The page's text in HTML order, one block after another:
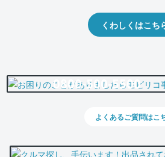
くわしくはこち
0800-500-5500
よくあるご質問はこ